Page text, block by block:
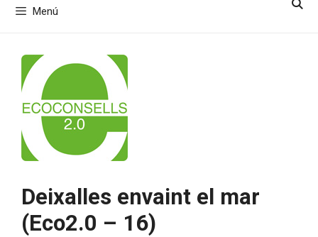
Menú
Deixalles envaint el mar
(Eco2.0 – 16)